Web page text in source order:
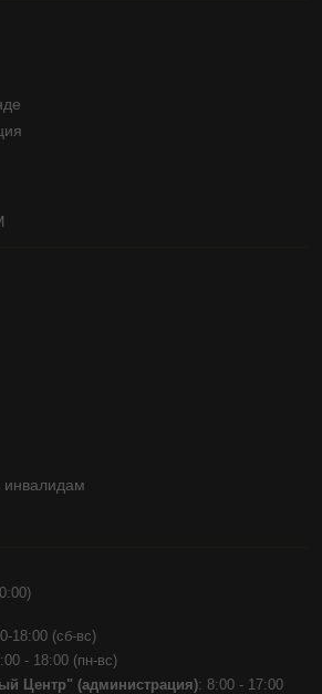
18:00 (сб-вс)
- 18:00 (пн-вс)
Центр" (администрация): 8:00 - 17:00